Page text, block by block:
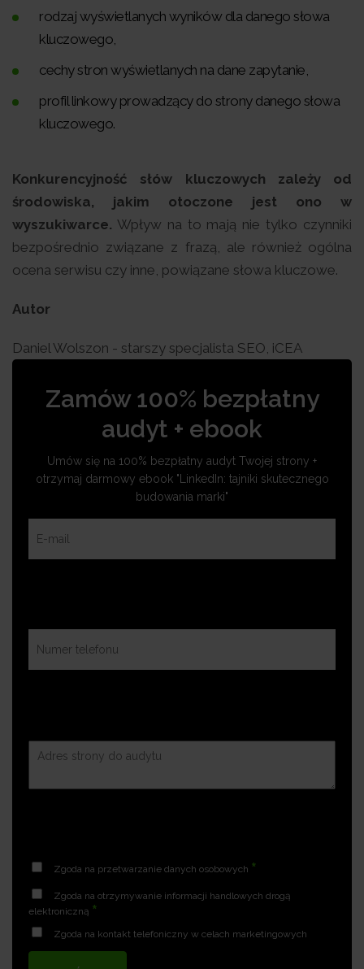
rodzaj wyświetlanych wyników dla danego słowa
kluczowego,
cechy stron wyświetlanych na dane zapytanie,
profil linkowy prowadzący do strony danego słowa
kluczowego.
Konkurencyjność słów kluczowych zależy od
środowiska, jakim otoczone jest ono w
wyszukiwarce. Wpływ na to mają nie tylko czynniki
bezpośrednio związane z frazą, ale również ogólna
ocena serwisu czy inne, powiązane słowa kluczowe.
Autor
Daniel Wolszon - starszy specjalista SEO, iCEA
Zamów 100% bezpłatny
audyt + ebook
Umów się na 100% bezpłatny audyt Twojej strony +
otrzymaj darmowy ebook "LinkedIn: tajniki skutecznego
budowania marki"
Zgoda na przetwarzanie danych osobowych *
Zgoda na otrzymywanie informacji handlowych drogą
elektroniczną *
Zgoda na kontakt telefoniczny w celach marketingowych